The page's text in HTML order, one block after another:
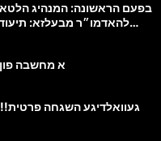
בפעם הראשונה: המנהיג
להאדמו״ר מבעלזא:
א מחשבה
געוואלדיגע השגחה פרטית!!